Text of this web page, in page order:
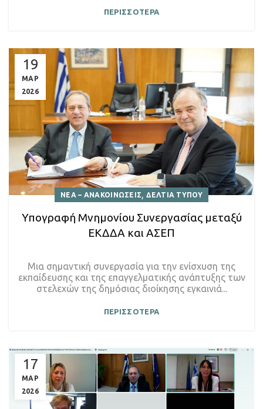
ΠΕΡΙΣΣΟΤΕΡΑ
19
ΜΑΡ
2026
ΝΕΑ – ΑΝΑΚΟΙΝΩΣΕΙΣ,ΔΕΛΤΙΑ ΤΥΠΟΥ
Υπογραφή Μνημονίου Συνεργασίας μεταξύ
ΕΚΔΔΑ και ΑΣΕΠ
Μια σημαντική συνεργασία για την ενίσχυση της
εκπαίδευσης και της επαγγελματικής ανάπτυξης των
στελεχών της δημόσιας διοίκησης εγκαινιά...
ΠΕΡΙΣΣΟΤΕΡΑ
17
ΜΑΡ
2026